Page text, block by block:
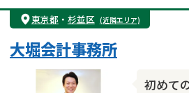
遺産分割
遺留分侵害額請
相続手続き
銀行手続き
成年後見・任意後見
相続人調査
東京都 ・ 杉並区 (近隣エリア)
初めて
大堀会計事務所